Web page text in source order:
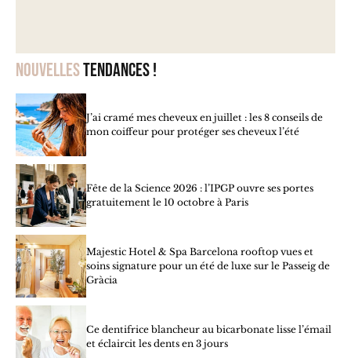
Nouvellestendances !
J’ai cramé mes cheveux en juillet : les 8 conseils de
mon coiffeur pour protéger ses cheveux l’été
Fête de la Science 2026 : l’IPGP ouvre ses portes
gratuitement le 10 octobre à Paris
Majestic Hotel & Spa Barcelona rooftop vues et
soins signature pour un été de luxe sur le Passeig de
Gràcia
Ce dentifrice blancheur au bicarbonate lisse l’émail
et éclaircit les dents en 3 jours